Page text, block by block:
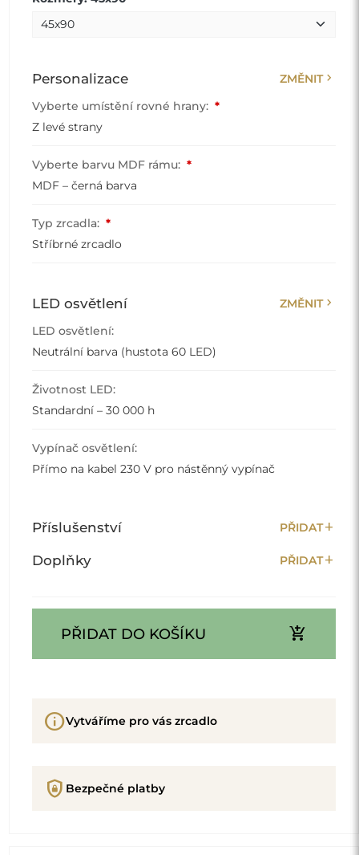
Personalizace ZMĚNITchevron_right
Vyberte umístění rovné hrany: *
Z levé strany
Vyberte barvu MDF rámu: *
MDF – černá barva
Typ zrcadla: *
Stříbrné zrcadlo
LED osvětlení ZMĚNITchevron_right
LED osvětlení:
Neutrální barva (hustota 60 LED)
Životnost LED:
Standardní – 30 000 h
Vypínač osvětlení:
Přímo na kabel 230 V pro nástěnný vypínač
Příslušenství PŘIDATadd
Doplňky PŘIDATadd
PŘIDAT DO KOŠÍKU add_shopping_cart
infoVytváříme pro vás zrcadlo
shield_lock Bezpečné platby